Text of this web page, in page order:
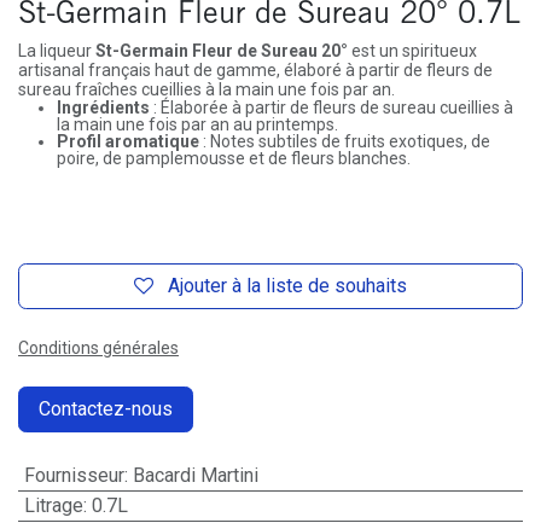
St-Germain Fleur de Sureau 20° 0.7L
La liqueurSt-Germain Fleur de Sureau 20° est un spiritueux
artisanal français haut de gamme, élaboré à partir de fleurs de
sureau fraîches cueillies à la main une fois par an.
Ingrédients : Élaborée à partir de fleurs de sureau cueillies à
la main une fois par an au printemps.
Profil aromatique : Notes subtiles de fruits exotiques, de
poire, de pamplemousse et de fleurs blanches.
Ajouter à la liste de souhaits
Conditions générales
Contactez-nous
Fournisseur: Bacardi Martini
Litrage: 0.7L